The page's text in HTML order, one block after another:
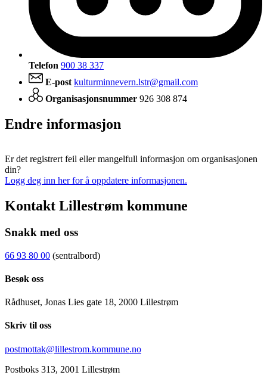
Telefon 900 38 337
E-post kulturminnevern.lstr@gmail.com
Organisasjonsnummer 926 308 874
Endre informasjon
Er det registrert feil eller mangelfull informasjon om organisasjonen
din?
Logg deg inn her for å oppdatere informasjonen.
Kontakt Lillestrøm kommune
Snakk med oss
66 93 80 00 (sentralbord)
Besøk oss
Rådhuset, Jonas Lies gate 18, 2000 Lillestrøm
Skriv til oss
postmottak@lillestrom.kommune.no
Postboks 313, 2001 Lillestrøm